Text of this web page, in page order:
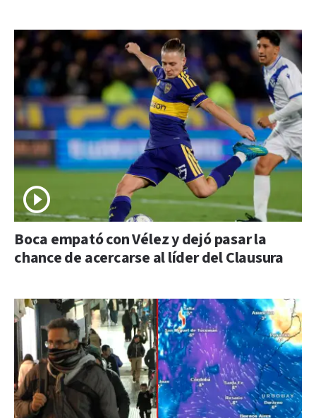
Boca empató con Vélez y dejó pasar la
chance de acercarse al líder del Clausura